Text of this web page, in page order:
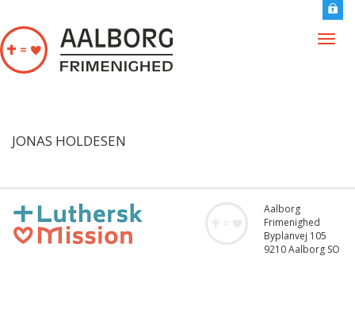
JONAS HOLDESEN
Aalborg
Frimenighed
Byplanvej 105
9210 Aalborg SO